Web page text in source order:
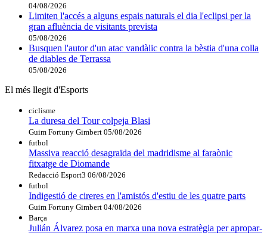
04/08/2026
Limiten l'accés a alguns espais naturals el dia l'eclipsi per la
gran afluència de visitants prevista
05/08/2026
Busquen l'autor d'un atac vandàlic contra la bèstia d'una colla
de diables de Terrassa
05/08/2026
El més llegit d'Esports
ciclisme
La duresa del Tour colpeja Blasi
Guim Fortuny Gimbert 05/08/2026
futbol
Massiva reacció desagraïda del madridisme al faraònic
fitxatge de Diomande
Redacció Esport3 06/08/2026
futbol
Indigestió de cireres en l'amistós d'estiu de les quatre parts
Guim Fortuny Gimbert 04/08/2026
Barça
Julián Álvarez posa en marxa una nova estratègia per apropar-